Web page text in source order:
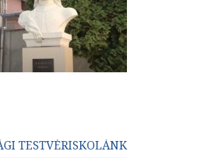
TESTVÉRISKOLÁNK